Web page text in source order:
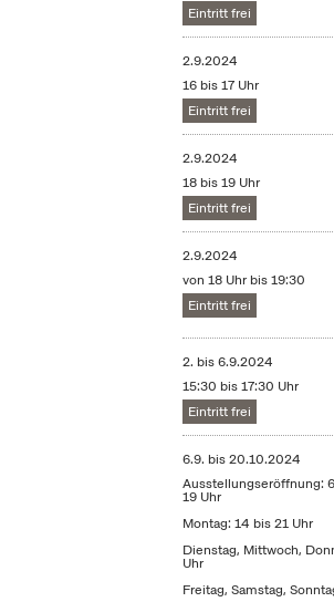
Eintritt frei
2.9.2024
16 bis 17 Uhr
Eintritt frei
2.9.2024
18 bis 19 Uhr
Eintritt frei
2.9.2024
von 18 Uhr bis 19:30
Eintritt frei
2. bis6.9.2024
15:30 bis 17:30 Uhr
Eintritt frei
6.9. bis20.10.2024
Ausstellungseröffnung:
19 Uhr
Montag: 14 bis 21 Uhr
Dienstag, Mittwoch,
Uhr
Freitag, Samstag,